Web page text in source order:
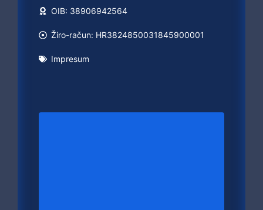
OIB: 38906942564
Žiro-račun: HR3824850031845900001
Impresum